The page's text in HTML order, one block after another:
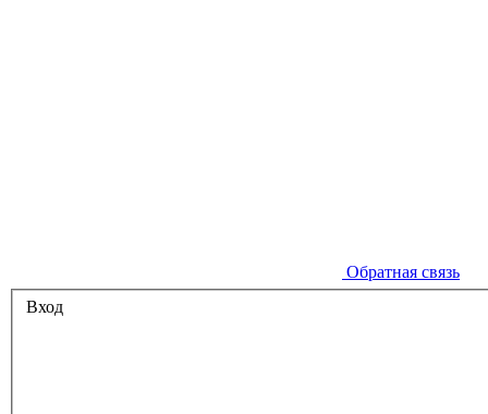
Обратная связь
Вход